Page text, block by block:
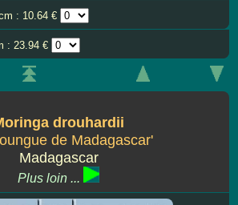
: 10.64 €
: 23.94 €
drouhardii
de Madagascar'
Madagascar
Plus loin ...